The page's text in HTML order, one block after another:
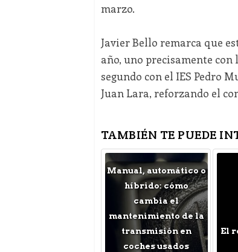
marzo.
Javier Bello remarca que
año, uno precisamente con
segundo con el IES Pedro
Juan Lara, reforzando el
TAMBIÉN TE PUEDE
Manual, automático o
híbrido: cómo
cambia el
mantenimiento de la
transmisión en
coches usados
El